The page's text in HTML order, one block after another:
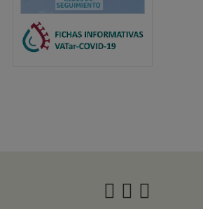
Twitter